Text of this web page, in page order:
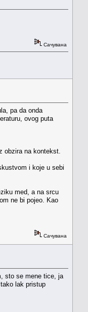
Сачувана
pa da onda
ovog puta
obzira na kontekst.
i koje u sebi
med, a na srcu
ne bi pojeo. Kao
Сачувана
sto se mene tice, ja
lak pristup